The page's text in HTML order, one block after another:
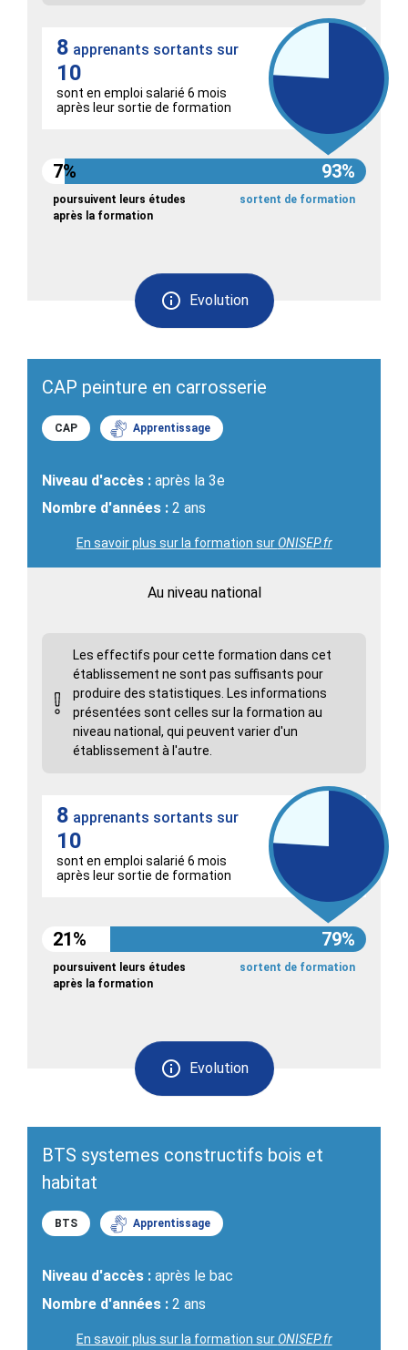
Evolution
8 apprenants sortants sur
10
sont en emploi salarié 6 mois
après leur sortie de formation
7% 93%
poursuivent leurs études
après la formation
sortent de formation
CAP peinture en carrosserie
CAP Apprentissage
Niveau d'accès : après la 3e
Nombre d'années : 2 ans
En savoir plus sur la formation surONISEP.fr
Au niveau national
Les effectifs pour cette formation dans cet
établissement ne sont pas suffisants pour
produire des statistiques. Les informations
présentées sont celles sur la formation au
niveau national, qui peuvent varier d'un
établissement à l'autre.
Evolution
8 apprenants sortants sur
10
sont en emploi salarié 6 mois
après leur sortie de formation
21% 79%
poursuivent leurs études
après la formation
sortent de formation
BTS systemes constructifs bois et
habitat
BTS Apprentissage
Niveau d'accès : après le bac
Nombre d'années : 2 ans
En savoir plus sur la formation surONISEP.fr